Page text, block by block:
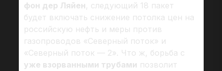
фон дер Ляйен, следующий 18 пакет
будет включать снижение потолка цен на
российскую нефть и меры против
газопроводов «Северный поток» и
«Северный поток — 2». Что ж, борьба с
уже взорванными трубами позволит